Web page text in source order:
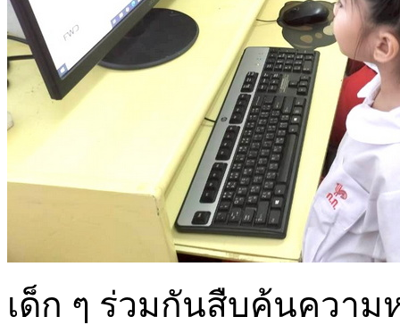
เด็ก ๆ ร่วมกันสืบค้นความ